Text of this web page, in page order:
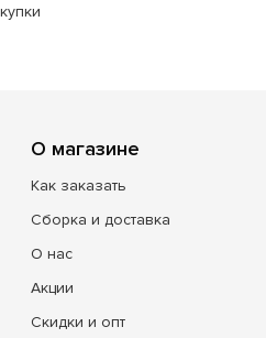
О магазине
Как заказать
Сборка и доставка
О нас
Акции
Скидки и опт